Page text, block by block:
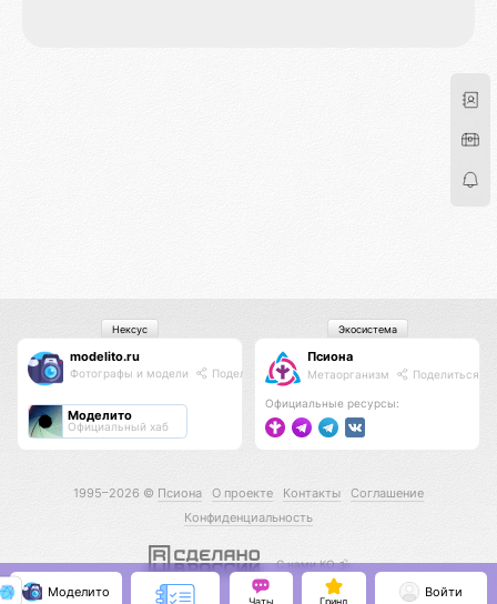
modelito.ru
Фотографы и модели Поделиться
Моделито
Официальный хаб
Нексус
Псиона
Метаорганизм Поделиться
Официальные ресурсы:
Экосистема
1995–2026 © Псиона О проекте Контакты
Соглашение
Конфиденциальность
С нами КО 🕉️
Моделито
Чаты Гринд
Войти